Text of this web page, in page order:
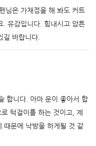
님은 가채점을 해 봐도 커트
. 유감입니다. 힘내시고 암튼
길 바랍니다.
합니다. 아마 운이 좋아서 합
턱걸이를 하는 것이고, 제
때문에 낙방을 하게될 것 같